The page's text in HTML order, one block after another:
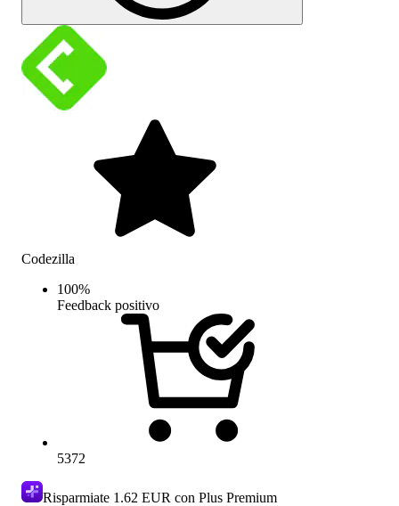
Codezilla
100%
Feedback positivo
5372
Risparmiate 1.62 EUR con Plus Premium